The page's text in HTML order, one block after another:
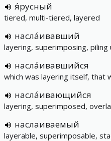
я́русный
tiered, multi-tiered, layered
насла́ивавший
layering, superimposing,
насла́ивавшийся
which was layering itself, that
насла́ивающийся
layering, superimposed,
наслаиваемый
layerable, superimposable,